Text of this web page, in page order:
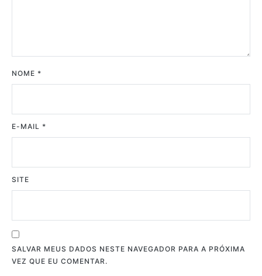
NOME *
E-MAIL *
SITE
SALVAR MEUS DADOS NESTE NAVEGADOR PARA A PRÓXIMA
VEZ QUE EU COMENTAR.